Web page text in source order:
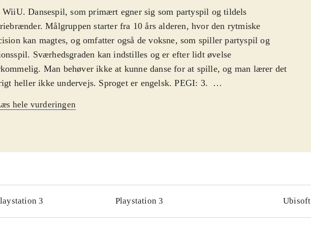
Dansespil, som primært egner sig som partyspil og tildels
Målgruppen starter fra 10 års alderen, hvor den rytmiske
kan magtes, og omfatter også de voksne, som spiller partyspil og
Sværhedsgraden kan indstilles og er efter lidt øvelse
Man behøver ikke at kunne danse for at spille, og man lærer det
heller ikke undervejs. Sproget er engelsk. PEGI: 3.
WiiU er dette det tredje. Indholdsmæssigt ligner det sin forgænger Just
master mode, hvor én spiller styrer musik, tempo osv. for de andre.
Eksempelvis One Direction, David Guetta og Nicky Minaj. Teknisk
det hele fint - dog med det store udråbstegn, at spillet stadig ikke
hele vurderingen
3 Playstation 3 Ubisoft